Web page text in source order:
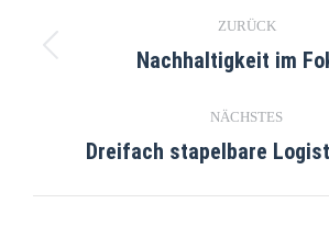
ZURÜCK
Nachhaltigkeit im
NÄCHSTES
Dreifach stapelbare